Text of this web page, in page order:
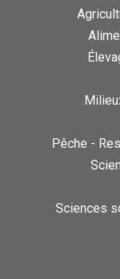
Pêche -
Sciences